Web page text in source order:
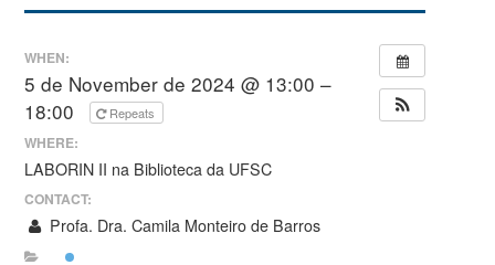
WHEN:
5 de November de 2024 @ 13:00 –
18:00
Repeats
WHERE:
LABORIN II na Biblioteca da UFSC
CONTACT:
Profa. Dra. Camila Monteiro de Barros